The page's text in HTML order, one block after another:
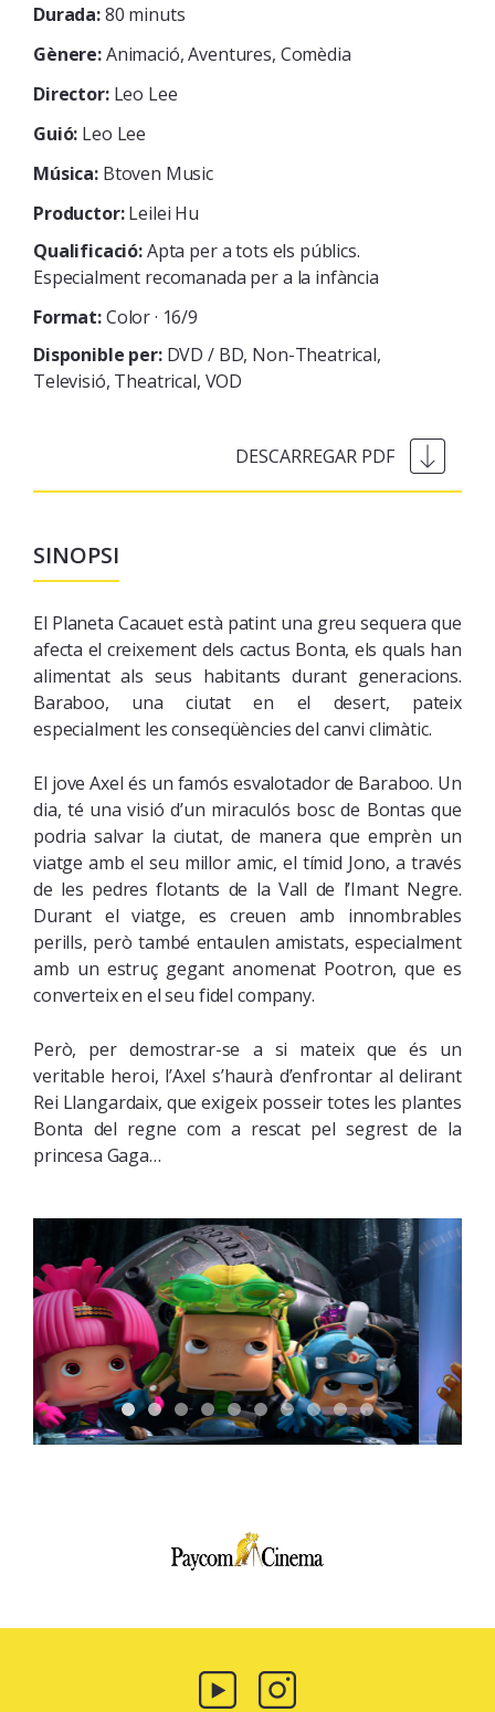
Durada:80 minuts
Gènere:Animació, Aventures, Comèdia
Director:Leo Lee
Guió: Leo Lee
Música:Btoven Music
Productor:Leilei Hu
Qualificació:Apta per a tots els públics.
Especialment recomanada per a la infància
Format:Color · 16/9
Disponible per: DVD / BD Non-Theatrical
Televisió Theatrical VOD
SINOPSI
El Planeta Cacauet està patint una greu sequera que
afecta el creixement dels cactus Bonta, els quals han
alimentat als seus habitants durant generacions.
Baraboo, una ciutat en el desert, pateix
especialment les conseqüències del canvi climàtic.
El jove Axel és un famós esvalotador de Baraboo. Un
dia, té una visió d’un miraculós bosc de Bontas que
podria salvar la ciutat, de manera que emprèn un
viatge amb el seu millor amic, el tímid Jono, a través
de les pedres flotants de la Vall de l’Imant Negre.
Durant el viatge, es creuen amb innombrables
perills, però també entaulen amistats, especialment
amb un estruç gegant anomenat Pootron, que es
converteix en el seu fidel company.
Però, per demostrar-se a si mateix que és un
veritable heroi, l’Axel s’haurà d’enfrontar al delirant
Rei Llangardaix, que exigeix posseir totes les plantes
Bonta del regne com a rescat pel segrest de la
princesa Gaga…